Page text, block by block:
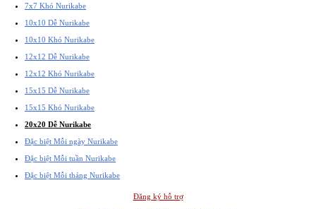
7x7 Khó Nurikabe
10x10 Dễ Nurikabe
10x10 Khó Nurikabe
12x12 Dễ Nurikabe
12x12 Khó Nurikabe
15x15 Dễ Nurikabe
15x15 Khó Nurikabe
20x20 Dễ Nurikabe
Đặc biệt Mỗi ngày Nurikabe
Đặc biệt Mỗi tuần Nurikabe
Đặc biệt Mỗi tháng Nurikabe
Đăng ký hỗ trợ